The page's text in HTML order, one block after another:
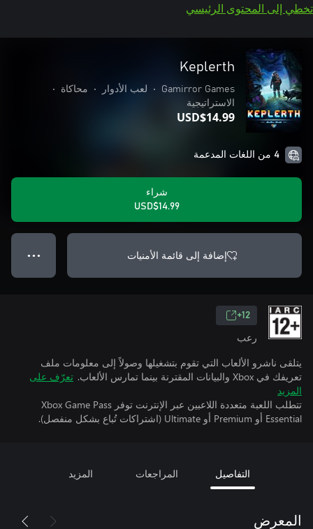
تخطي إلى المحتوى الرئيسي
Keplerth
Gamirror Games
• لعب الأدوار • محاكاة
•
الاستراتيجية
USD$14.99
4 من اللغات المدعمة
شراء
USD$14.99
إضافة إلى قائمة الأمنيات ● ● ●
12+
رعب
يتلقى ناشرو الألعاب التي تقوم بتشغيلها وصولاً إلى معلومات ملف
تعريفك في Xbox والبيانات المقترنة بينما تمارس الألعاب.
تعرّف على
المزيد
تتطلب اللعبة متعددة اللاعبين عبر الإنترنت توفر Xbox Game Pass
Essential أو Premium أو Ultimate (اشتراكات تُباع بشكل منفصل).
التفاصيل المراجعات المزيد
المعرض